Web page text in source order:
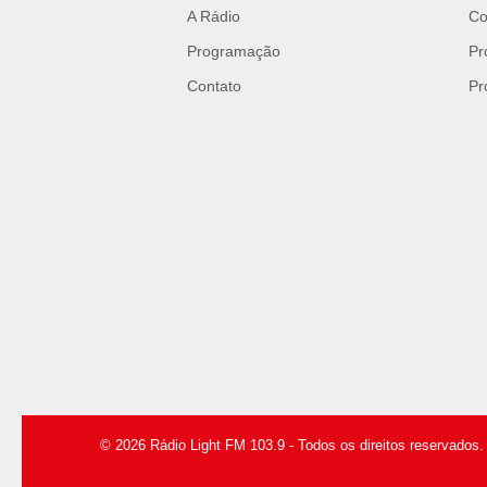
A Rádio
Programação
Contato
© 2026 Rádio Light FM 103.9 - Todos os direitos reservados.